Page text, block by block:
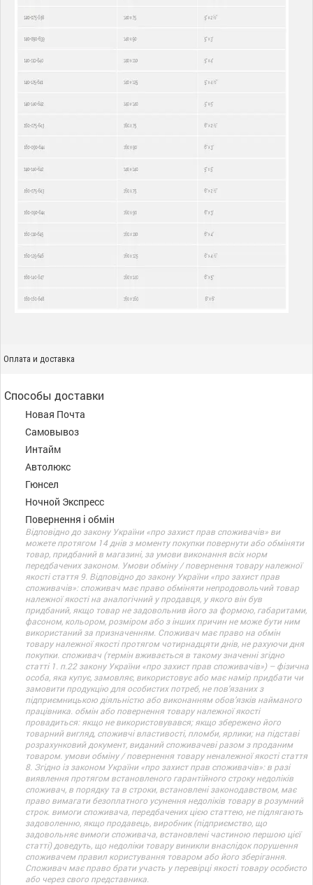
Оплата и доставка
Способы доставки
Новая Почта
Самовывоз
Интайм
Автолюкс
Гюнсел
Ночной Экспресс
Повернення і обмін
Відповідно до закону України «про захист прав споживачів» ви
можете протягом 14 днів з моменту покупки повернути або обміняти
товар, придбаний в магазині, за умови виконання всіх норм
передбачених законом. Умови обміну / повернення товару належної
якості стаття 9. Відповідно до закону України «про захист прав
споживачів»: споживач має право обміняти непродовольчий товар
належної якості на аналогічний у продавця, у якого він був
придбаний, якщо товар не задовольнив його за формою, габаритами,
фасоном, кольором, розміром або з інших причин не може бути ним
використаний за призначенням. Споживач має право на обмін
товару належної якості протягом чотирнадцяти днів, не рахуючи дня
покупки. споживач (термін вживається в такому значенні згідно
статті 1. п.22 закону України «про захист прав споживачів») – фізична
особа, яка купує, замовляє, використовує або має намір придбати чи
замовити продукцію для особистих потреб, не пов’язаних з
підприємницькою діяльністю або виконанням обов’язків найманого
працівника. обмін або повернення товару належної якості
провадиться: якщо не використовувався; якщо збережено його
товарний вигляд, споживчі властивості, пломби, ярлики; на підставі
розрахунковий документ, виданий споживачеві разом з проданим
товаром. умови обміну / повернення товару неналежної якості стаття
8. Згідно із законом України «про захист прав споживачів»: в разі
виявлення протягом встановленого гарантійного строку недоліків
споживач, в порядку та в строки, встановлені законодавством, має
право вимагати безоплатного усунення недоліків товару в розумний
строк. вимоги споживача, передбачених цією статтею, не підлягають
задоволенню, якщо продавець, виробник (підприємство, що
задовольняє вимоги споживача, встановлені частиною першою цієї
статті) доведуть, що недоліки товару виникли внаслідок порушення
споживачем правил користування товаром або його зберігання.
Споживач має право брати участь у перевірці якості товару особисто
або через свого представника.